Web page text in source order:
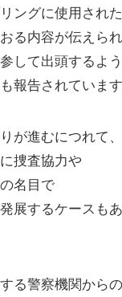
ングに使用され
る内容が伝えられ
して出頭するよう
報告されています
が進むにつれて、
捜査協力や
名目で
展するケースも
る警察機関からの